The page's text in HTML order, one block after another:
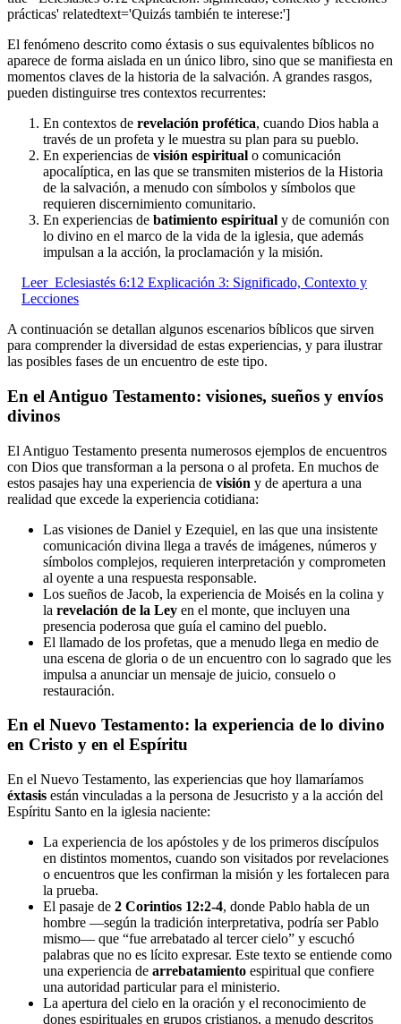
prácticas' relatedtext='Quizás también te interese:']
El fenómeno descrito como éxtasis o sus equivalentes bíblicos no
aparece de forma aislada en un único libro, sino que se manifiesta en
momentos claves de la historia de la salvación. A grandes rasgos,
pueden distinguirse tres contextos recurrentes:
En contextos de revelación profética, cuando Dios habla a
través de un profeta y le muestra su plan para su pueblo.
En experiencias de visión espiritual o comunicación
apocalíptica, en las que se transmiten misterios de la Historia
de la salvación, a menudo con símbolos y símbolos que
requieren discernimiento comunitario.
En experiencias de batimiento espiritual y de comunión con
lo divino en el marco de la vida de la iglesia, que además
impulsan a la acción, la proclamación y la misión.
Leer Eclesiastés 6:12 Explicación 3: Significado, Contexto y
Lecciones
A continuación se detallan algunos escenarios bíblicos que sirven
para comprender la diversidad de estas experiencias, y para ilustrar
las posibles fases de un encuentro de este tipo.
En el Antiguo Testamento: visiones, sueños y envíos
divinos
El Antiguo Testamento presenta numerosos ejemplos de encuentros
con Dios que transforman a la persona o al profeta. En muchos de
estos pasajes hay una experiencia de visión y de apertura a una
realidad que excede la experiencia cotidiana:
Las visiones de Daniel y Ezequiel, en las que una insistente
comunicación divina llega a través de imágenes, números y
símbolos complejos, requieren interpretación y comprometen
al oyente a una respuesta responsable.
Los sueños de Jacob, la experiencia de Moisés en la colina y
la revelación de la Ley en el monte, que incluyen una
presencia poderosa que guía el camino del pueblo.
El llamado de los profetas, que a menudo llega en medio de
una escena de gloria o de un encuentro con lo sagrado que les
impulsa a anunciar un mensaje de juicio, consuelo o
restauración.
En el Nuevo Testamento: la experiencia de lo divino
en Cristo y en el Espíritu
En el Nuevo Testamento, las experiencias que hoy llamaríamos
éxtasis están vinculadas a la persona de Jesucristo y a la acción del
Espíritu Santo en la iglesia naciente:
La experiencia de los apóstoles y de los primeros discípulos
en distintos momentos, cuando son visitados por revelaciones
o encuentros que les confirman la misión y les fortalecen para
la prueba.
El pasaje de 2 Corintios 12:2-4, donde Pablo habla de un
hombre —según la tradición interpretativa, podría ser Pablo
mismo— que “fue arrebatado al tercer cielo” y escuchó
palabras que no es lícito expresar. Este texto se entiende como
una experiencia de arrebatamiento espiritual que confiere
una autoridad particular para el ministerio.
La apertura del cielo en la oración y el reconocimiento de
dones espirituales en grupos cristianos, a menudo descritos